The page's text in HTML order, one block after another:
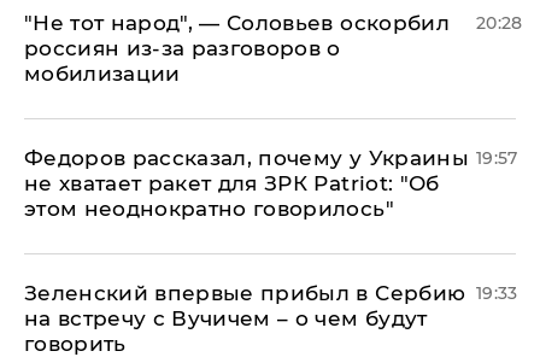
​"Не тот народ", — Соловьев оскорбил
россиян из-за разговоров о
мобилизации
20:28
Федоров рассказал, почему у Украины
не хватает ракет для ЗРК Patriot: "Об
этом неоднократно говорилось"
19:57
Зеленский впервые прибыл в Сербию
на встречу с Вучичем – о чем будут
говорить
19:33